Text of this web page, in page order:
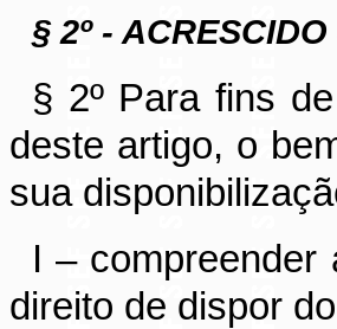
§ 2º - ACRESCIDO
§ 2º Para fins
deste artigo, o
sua
I – compreender
direito de dispor